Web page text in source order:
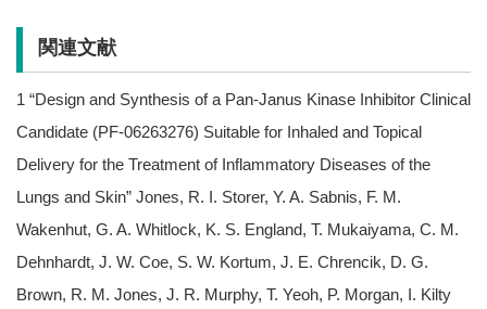
関連文献
1 “Design and Synthesis of a Pan-Janus Kinase Inhibitor Clinical
Candidate (PF-06263276) Suitable for Inhaled and Topical
Delivery for the Treatment of Inflammatory Diseases of the
Lungs and Skin” Jones, R. I. Storer, Y. A. Sabnis, F. M.
Wakenhut, G. A. Whitlock, K. S. England, T. Mukaiyama, C. M.
Dehnhardt, J. W. Coe, S. W. Kortum, J. E. Chrencik, D. G.
Brown, R. M. Jones, J. R. Murphy, T. Yeoh, P. Morgan, I. Kilty